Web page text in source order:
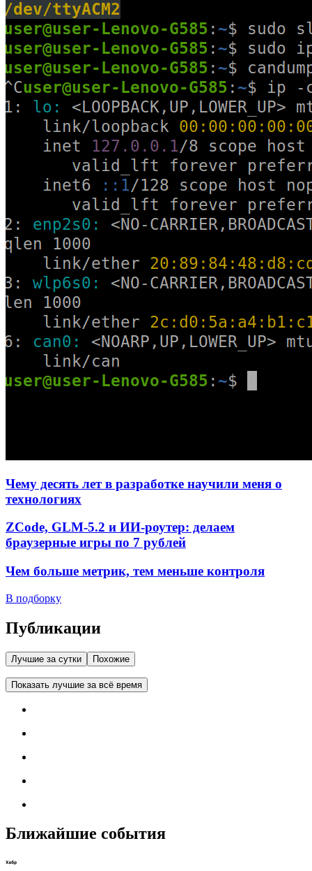
Чему десять лет в разработке научили меня о
технологиях
ZCode, GLM-5.2 и ИИ-роутер: делаем
браузерные игры по 7 рублей
Чем больше метрик, тем меньше контроля
В подборку
Публикации
Лучшие за сутки Похожие
Показать лучшие за всё время
Ближайшие события